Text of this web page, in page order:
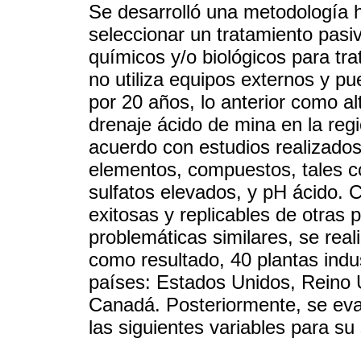
Se desarrolló una metodología
seleccionar un tratamiento
químicos y/o biológicos para
no utiliza equipos externos y
por 20 años, lo anterior como
drenaje ácido de mina en la
acuerdo con estudios
elementos, compuestos, tales
sulfatos elevados, y pH ácido.
exitosas y replicables de otras
problemáticas similares, se
como resultado, 40 plantas
países: Estados Unidos, Reino
Canadá. Posteriormente, se
las siguientes variables para